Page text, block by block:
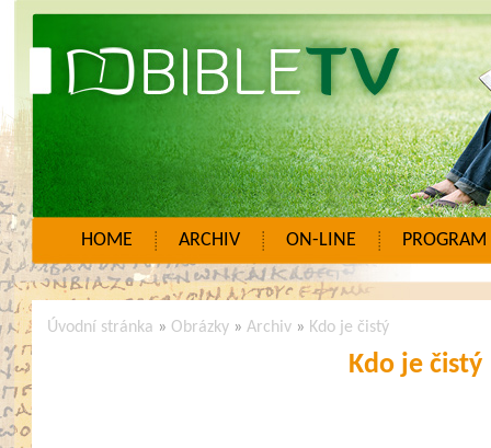
HOME ARCHIV ON-LINE PROGRAM
Úvodní stránka » Obrázky »Archiv » Kdo je čistý
Kdo je čistý